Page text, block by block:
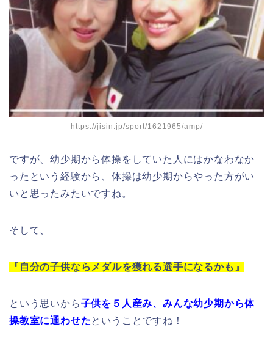
https://jisin.jp/sport/1621965/amp/
ですが、幼少期から体操をしていた人にはかなわなか
ったという経験から、体操は幼少期からやった方がい
いと思ったみたいですね。
そして、
『自分の子供ならメダルを獲れる選手になるかも』
という思いから子供を５人産み、みんな幼少期から体
操教室に通わせたということですね！